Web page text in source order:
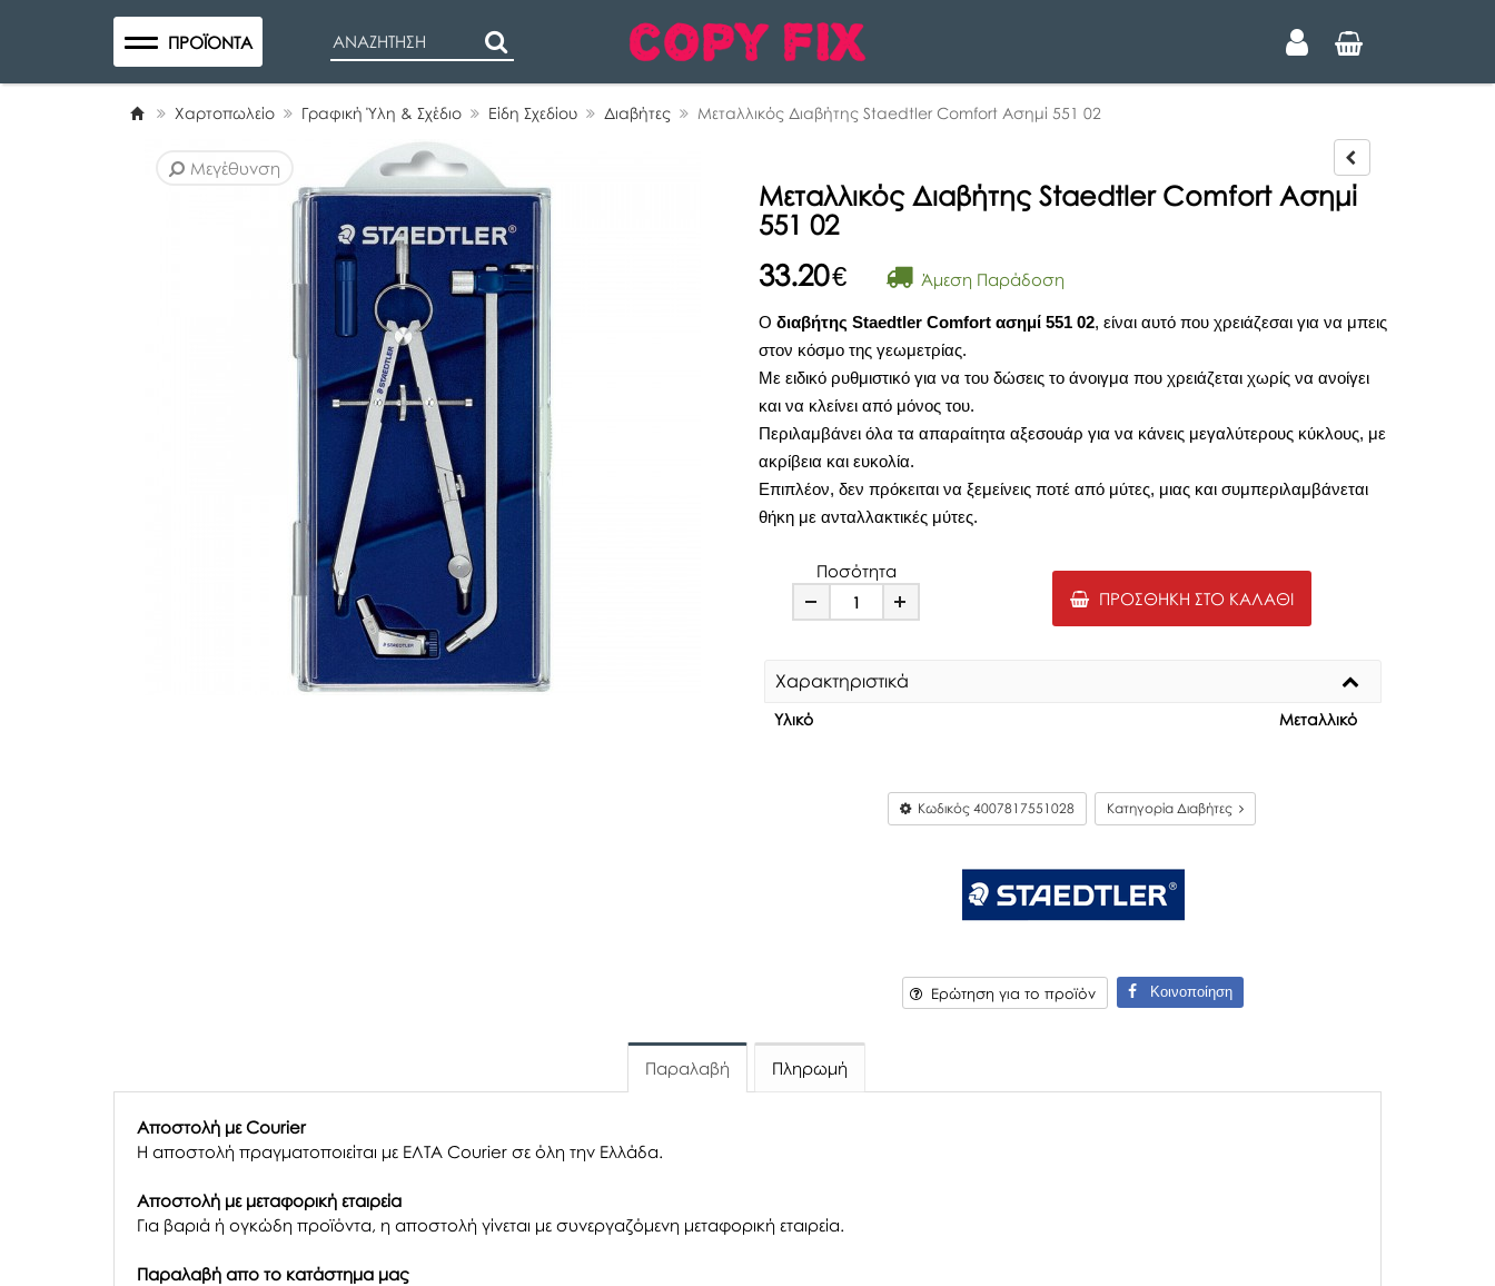
ΠΡΟΪΌΝΤΑ
Χαρτοπωλείο Γραφική Ύλη & Σχέδιο Είδη Σχεδίου Διαβήτες Μεταλλικός Διαβήτης Staedtler Comfort Ασημί 551 02
Μεγέθυνση
P
r
Μεταλλικός Διαβήτης Staedtler Comfort Ασημί
551 02
33.20€ Άμεση Παράδοση
Ο διαβήτης Staedtler Comfort ασημί 551 02, είναι αυτό που χρειάζεσαι για να μπεις
στον κόσμο της γεωμετρίας.
Με ειδικό ρυθμιστικό για να του δώσεις το άνοιγμα που χρειάζεται χωρίς να ανοίγει
και να κλείνει από μόνος του.
Περιλαμβάνει όλα τα απαραίτητα αξεσουάρ για να κάνεις μεγαλύτερους κύκλους, με
ακρίβεια και ευκολία.
Επιπλέον, δεν πρόκειται να ξεμείνεις ποτέ από μύτες, μιας και συμπεριλαμβάνεται
θήκη με ανταλλακτικές μύτες.
Ποσότητα
Plus
ΠΡΟΣΘΉΚΗ ΣΤΟ ΚΑΛΆΘΙ
Χαρακτηριστικά
Υλικό Μεταλλικό
Κωδικός 4007817551028 Κατηγορία Διαβήτες
Ερώτηση για το προϊόν Κοινοποίηση
Παραλαβή Πληρωμή
Αποστολή με Courier
Η αποστολή πραγματοποιείται με ΕΛΤΑ Courier σε όλη την Ελλάδα.
Αποστολή με μεταφορική εταιρεία
Για βαριά ή ογκώδη προϊόντα, η αποστολή γίνεται με συνεργαζόμενη μεταφορική εταιρεία.
Παραλαβή απο το κατάστημα μας